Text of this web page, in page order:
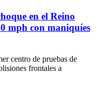
en el Reino
mph con maniquíes
centro de pruebas de
frontales a